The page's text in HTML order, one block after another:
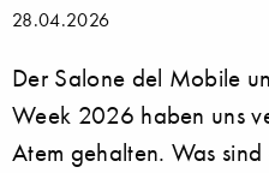
28.04.2026
Der Salone del Mobile
Week 2026 haben uns
Atem gehalten. Was